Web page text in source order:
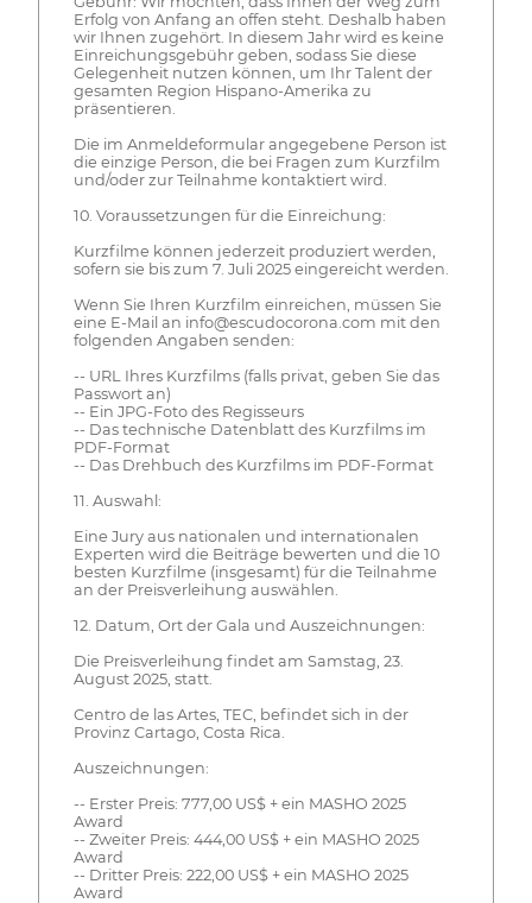
Erfolg von Anfang an offen steht. Deshalb haben
wir Ihnen zugehört. In diesem Jahr wird es keine
Einreichungsgebühr geben, sodass Sie diese
Gelegenheit nutzen können, um Ihr Talent der
gesamten Region Hispano-Amerika zu
präsentieren.
Die im Anmeldeformular angegebene Person ist
die einzige Person, die bei Fragen zum Kurzfilm
und/oder zur Teilnahme kontaktiert wird.
10. Voraussetzungen für die Einreichung:
Kurzfilme können jederzeit produziert werden,
sofern sie bis zum 7. Juli 2025 eingereicht werden.
Wenn Sie Ihren Kurzfilm einreichen, müssen Sie
eine E-Mail an info@escudocorona.com mit den
folgenden Angaben senden:
-- URL Ihres Kurzfilms (falls privat, geben Sie das
Passwort an)
-- Ein JPG-Foto des Regisseurs
-- Das technische Datenblatt des Kurzfilms im
PDF-Format
-- Das Drehbuch des Kurzfilms im PDF-Format
11. Auswahl:
Eine Jury aus nationalen und internationalen
Experten wird die Beiträge bewerten und die 10
besten Kurzfilme (insgesamt) für die Teilnahme
an der Preisverleihung auswählen.
12. Datum, Ort der Gala und Auszeichnungen:
Die Preisverleihung findet am Samstag, 23.
August 2025, statt.
Centro de las Artes, TEC, befindet sich in der
Provinz Cartago, Costa Rica.
Auszeichnungen:
-- Erster Preis: 777,00 US$ + ein MASHO 2025
Award
-- Zweiter Preis: 444,00 US$ + ein MASHO 2025
Award
-- Dritter Preis: 222,00 US$ + ein MASHO 2025
Award